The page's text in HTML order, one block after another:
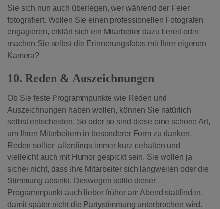
Sie sich nun auch überlegen, wer während der Feier
fotografiert. Wollen Sie einen professionellen Fotografen
engagieren, erklärt sich ein Mitarbeiter dazu bereit oder
machen Sie selbst die Erinnerungsfotos mit Ihrer eigenen
Kamera?
10. Reden & Auszeichnungen
Ob Sie feste Programmpunkte wie Reden und
Auszeichnungen haben wollen, können Sie natürlich
selbst entscheiden. So oder so sind diese eine schöne Art,
um Ihren Mitarbeitern in besonderer Form zu danken.
Reden sollten allerdings immer kurz gehalten und
vielleicht auch mit Humor gespickt sein. Sie wollen ja
sicher nicht, dass Ihre Mitarbeiter sich langweilen oder die
Stimmung absinkt. Deswegen sollte dieser
Programmpunkt auch lieber früher am Abend stattfinden,
damit später nicht die Partystimmung unterbrochen wird.